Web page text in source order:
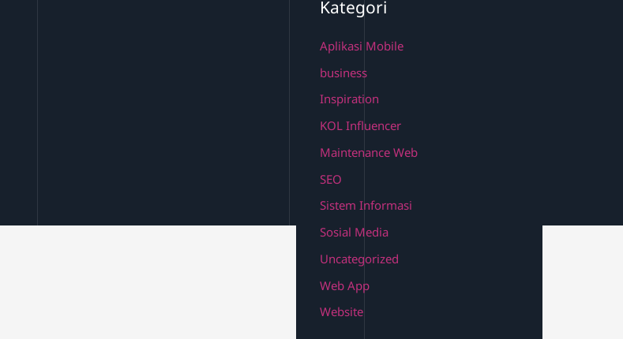
Kategori
Aplikasi Mobile
business
Inspiration
KOL Influencer
Maintenance Web
SEO
Sistem Informasi
Sosial Media
Uncategorized
Web App
Website